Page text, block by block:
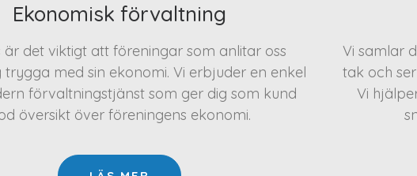
Ekonomisk förvaltning
är det viktigt att föreningar som anlitar oss
trygga med sin ekonomi. Vi erbjuder en enkel
förvaltningstjänst som ger dig som kund
översikt över föreningens ekonomi.
Vi samlar
tak och
Vi